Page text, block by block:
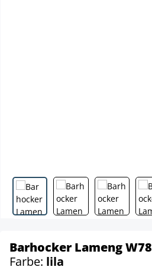
Barhocker Lameng W78
Farbe: lila